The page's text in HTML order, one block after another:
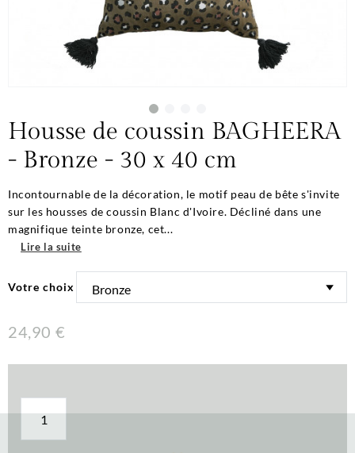
Housse de coussin BAGHEERA
- Bronze - 30 x 40 cm
Incontournable de la décoration, le motif peau de bête s'invite
sur les housses de coussin Blanc d'Ivoire. Décliné dans une
magnifique teinte bronze, cet...
Lire la suite
Votre choix
24,90 €